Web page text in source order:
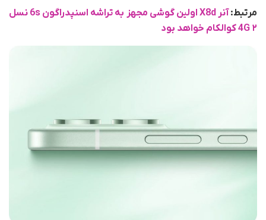
مرتبط:
آنر X8d اولین گوشی مجهز به تراشه اسنپدراگون 6s نسل
۲ 4G کوالکام خواهد بود